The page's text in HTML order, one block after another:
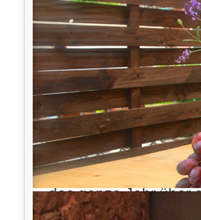
Der Turm wurde
Sandgestrahlte
Sitzbänke mit rotem
das ganze Jahr über